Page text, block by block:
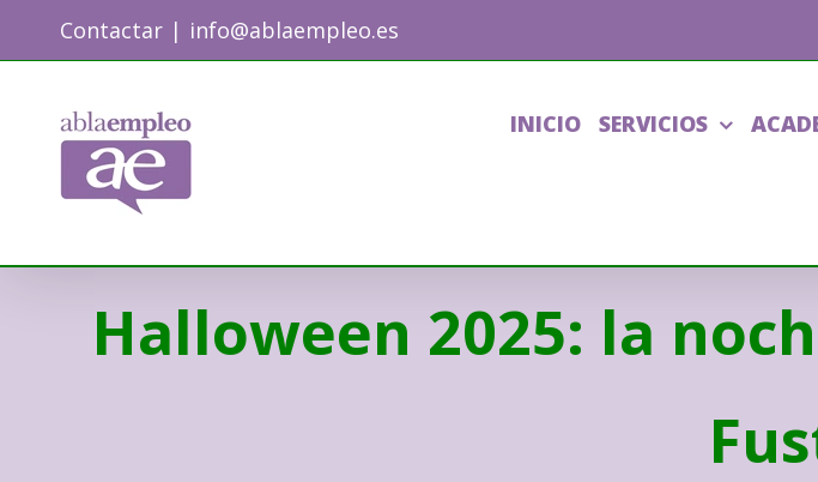
Contactar | info@ablaempleo.es
INICIO SERVICIOS
Halloween 2025: la